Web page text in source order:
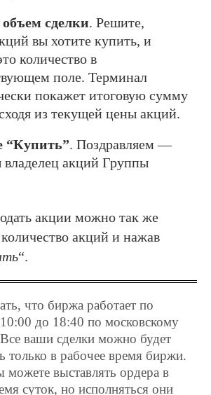
сделки. Решите,
вы хотите купить, и
количество в
поле. Терминал
покажет итоговую сумму
из текущей цены акций.
. Поздравляем —
владелец акций Группы
акции можно так же
акций и нажав
“.
что биржа работает по
до 18:40 по московскому
ваши сделки можно будет
только в рабочее время биржи.
можете выставлять ордера в
суток, но исполняться они